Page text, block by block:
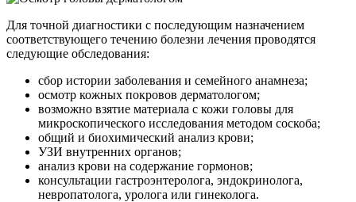
Для точной диагностики с последующим назначением
соответствующего течению болезни лечения проводятся
следующие обследования:
сбор истории заболевания и семейного анамнеза;
осмотр кожных покровов дерматологом;
возможно взятие материала с кожи головы для
микроскопического исследования методом соскоба;
общий и биохимический анализ крови;
УЗИ внутренних органов;
анализ крови на содержание гормонов;
консультации гастроэнтеролога, эндокринолога,
невропатолога, уролога или гинеколога.